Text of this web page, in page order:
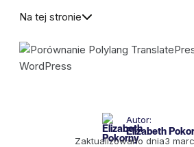
Na tej stronie
Autor:
Elizabeth
Zaktualizowano dnia3